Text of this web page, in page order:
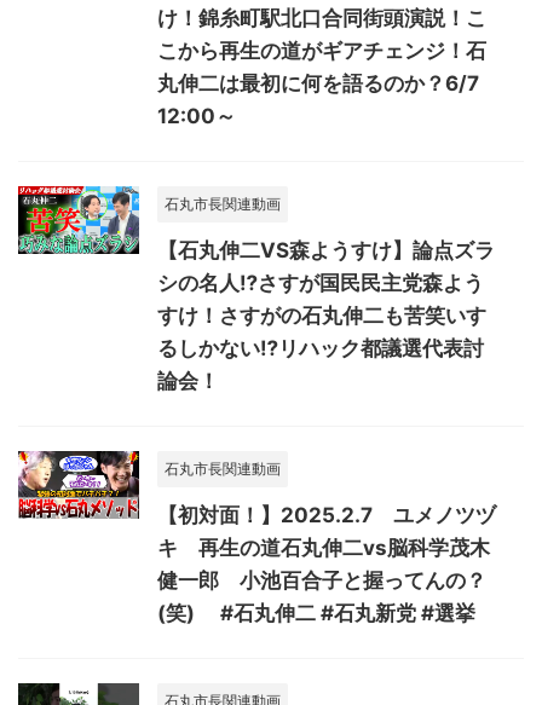
け！錦糸町駅北口合同街頭演説！こ
こから再生の道がギアチェンジ！石
丸伸二は最初に何を語るのか？6/7
12:00～
石丸市長関連動画
【石丸伸二VS森ようすけ】論点ズラ
シの名人⁉さすが国民民主党森よう
すけ！さすがの石丸伸二も苦笑いす
るしかない⁉リハック都議選代表討
論会！
石丸市長関連動画
【初対面！】2025.2.7 ユメノツヅ
キ 再生の道石丸伸二vs脳科学茂木
健一郎 小池百合子と握ってんの？
(笑) #石丸伸二 #石丸新党 #選挙
石丸市長関連動画